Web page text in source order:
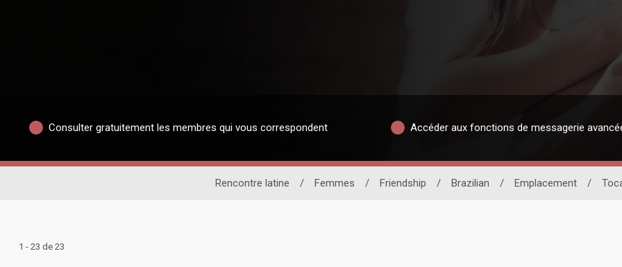
Consulter gratuitement les membres qui vous correspondent Accéder aux fonctions de messagerie
Rencontre latine / Femmes / Friendship / Brazilian / Emplacement /
1 - 23 de 23